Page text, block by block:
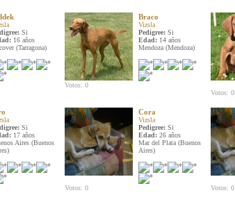
Si
16 años
(Tarragona)
Braco
Vizsla
Pedigree: Si
Edad: 14 años
Mendoza (Mendoza)
Votos: 0
Votos: 0
Si
17 años
Aires (Buenos
Cora
Vizsla
Pedigree: Si
Edad: 26 años
Mar del Plata (Buenos
Aires)
Votos: 0 Votos: 0